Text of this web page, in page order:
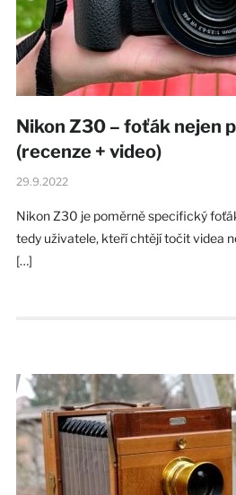
Nikon Z30 – foťák nejen
(recenze + video)
29.9.2022
Nikon Z30 je poměrně specifický
tedy uživatele, kteří chtějí točit videa
[…]